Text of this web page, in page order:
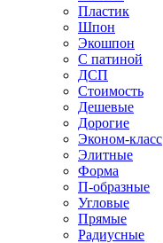
Пластик
Шпон
Экошпон
С патиной
ДСП
Стоимость
Дешевые
Дорогие
Эконом-класс
Элитные
Форма
П-образные
Угловые
Прямые
Радиусные